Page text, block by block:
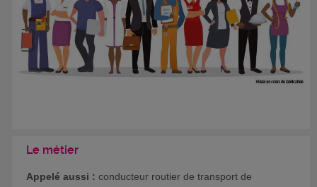
Le métier
Appelé aussi : conducteur routier de transport de